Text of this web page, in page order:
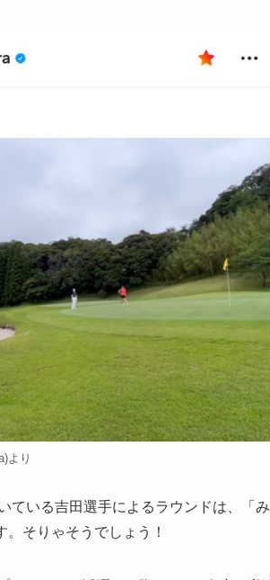
より
いる吉田選手によるラウンドは、「み
そりゃそうでしょう！